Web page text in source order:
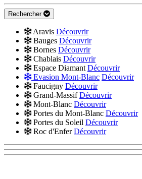
Rechercher
Aravis Découvrir
Bauges Découvrir
Bornes Découvrir
Chablais Découvrir
Espace Diamant Découvrir
Evasion Mont-Blanc Découvrir
Faucigny Découvrir
Grand-Massif Découvrir
Mont-Blanc Découvrir
Portes du Mont-Blanc Découvrir
Portes du Soleil Découvrir
Roc d'Enfer Découvrir